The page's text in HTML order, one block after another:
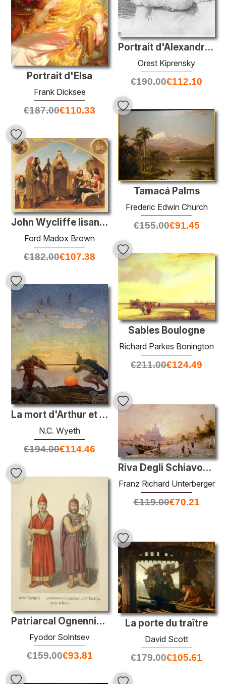
Portrait d'Alexandra Lanskaya
Orest Kiprensky
€190.00€112.10
Portrait d'Elsa
Frank Dicksee
€187.00€110.33
Tamacá Palms
Frederic Edwin Church
€155.00€91.45
John Wycliffe lisant sa traduction de la Bible à Jean de Gaunt
Ford Madox Brown
€182.00€107.38
Sables Boulogne
Richard Parkes Bonington
€211.00€124.49
La mort d'Arthur et Mordred
N.C. Wyeth
€194.00€114.46
Riva Degli Schiavoni, Venise
Franz Richard Unterberger
€119.00€70.21
Patriarcal Ognennik.clothes d'Archer.
Fyodor Solntsev
€159.00€93.81
La porte du traître
David Scott
€179.00€105.61